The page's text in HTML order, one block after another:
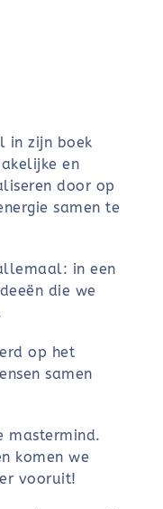
in zijn boek
en
door op
samen te
in een
die we
op het
samen
mastermind.
komen we
vooruit!